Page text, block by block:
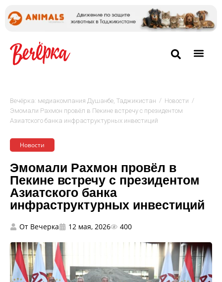
Вечёрка: медиакомпания Душанбе, Таджикистан / Новости /
Эмомали Рахмон провёл в Пекине встречу с президентом
Азиатского банка инфраструктурных инвестиций
Новости
Эмомали Рахмон провёл в
Пекине встречу с президентом
Азиатского банка
инфраструктурных инвестиций
От Вечерка 12 мая, 2026 400